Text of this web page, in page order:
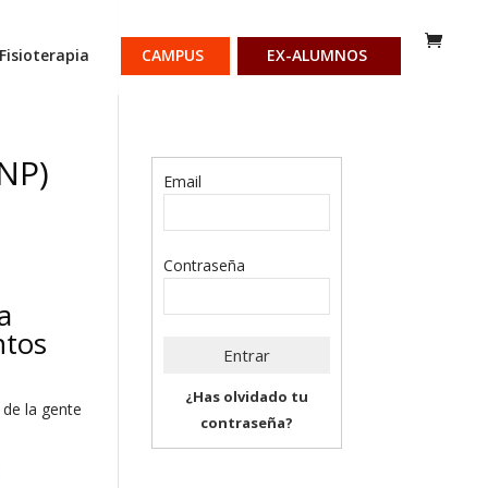
CAMPUS EX-ALUMNOS
la gente
Email
Contraseña
¿Has olvidado tu
contraseña?